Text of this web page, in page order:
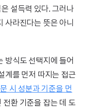
설득력 있다. 그러나
사라진다는 뜻은 아니
방식도 선택지에 들어
계를 먼저 따지는 접근
시 성분과 기준을 먼
전환 기준을 잡는 데 도